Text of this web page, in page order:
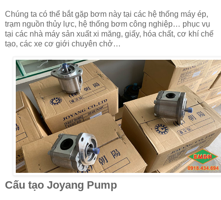
Chúng ta có thể bắt gặp bơm này tại các hệ thống máy ép,
trạm nguồn thủy lực, hệ thống bơm công nghiệp… phục vụ
tại các nhà máy sản xuất xi măng, giấy, hóa chất, cơ khí chế
tạo, các xe cơ giới chuyên chở…
Cấu tạo Joyang Pump